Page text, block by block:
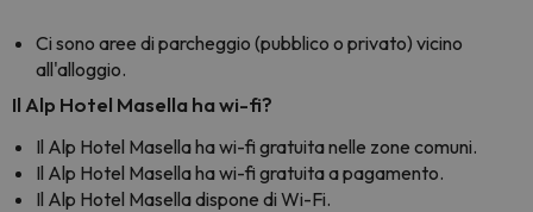
Ci sono aree di parcheggio (pubblico o privato) vicino
all'alloggio.
Il Alp Hotel Masella ha wi-fi?
Il Alp Hotel Masella ha wi-fi gratuita nelle zone comuni.
Il Alp Hotel Masella ha wi-fi gratuita a pagamento.
Il Alp Hotel Masella dispone di Wi-Fi.